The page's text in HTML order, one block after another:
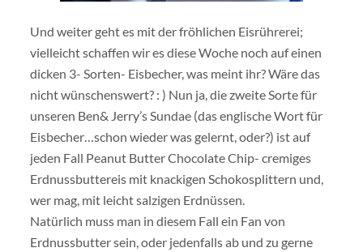
Und weiter geht es mit der fröhlichen Eisrührerei;
vielleicht schaffen wir es diese Woche noch auf einen
dicken 3- Sorten- Eisbecher, was meint ihr? Wäre das
nicht wünschenswert? : ) Nun ja, die zweite Sorte für
unseren Ben& Jerry’s Sundae (das englische Wort für
Eisbecher…schon wieder was gelernt, oder?) ist auf
jeden Fall Peanut Butter Chocolate Chip- cremiges
Erdnussbuttereis mit knackigen Schokosplittern und,
wer mag, mit leicht salzigen Erdnüssen.
Natürlich muss man in diesem Fall ein Fan von
Erdnussbutter sein, oder jedenfalls ab und zu gerne